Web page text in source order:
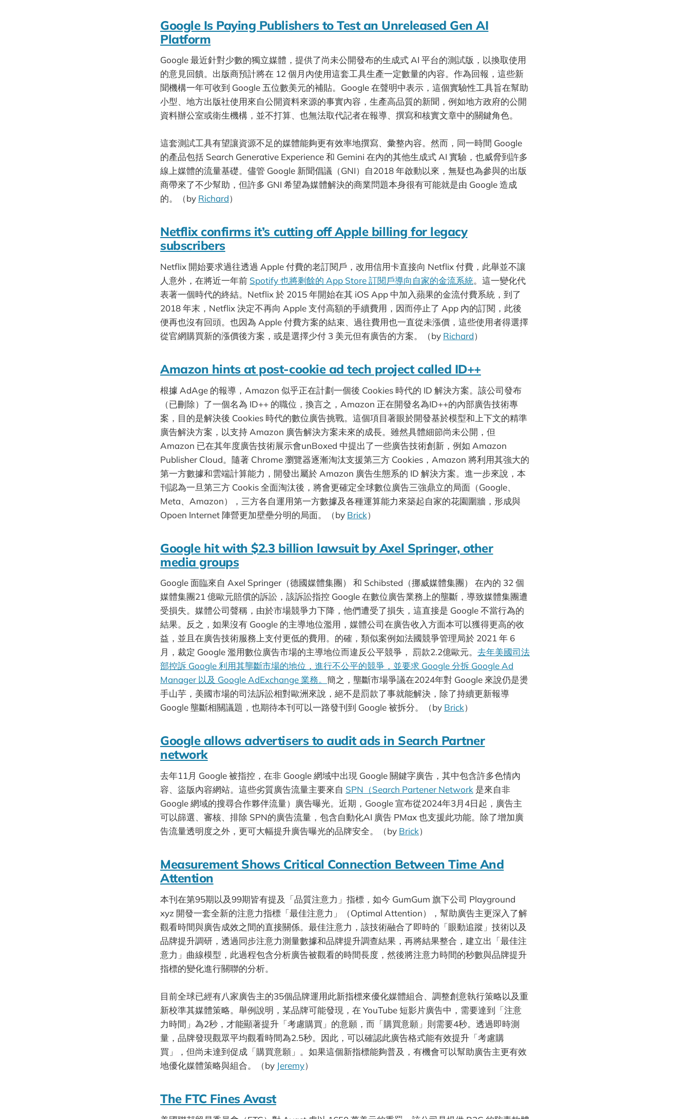
Google Is Paying Publishers to Test an Unreleased Gen AI
Platform
Google 最近針對少數的獨立媒體，提供了尚未公開發布的生成式 AI 平台的測試版，以換取使用
的意見回饋。出版商預計將在 12 個月內使用這套工具生產一定數量的內容。作為回報，這些新
聞機構一年可收到 Google 五位數美元的補貼。Google 在聲明中表示，這個實驗性工具旨在幫助
小型、地方出版社使用來自公開資料來源的事實內容，生產高品質的新聞，例如地方政府的公開
資料辦公室或衛生機構，並不打算、也無法取代記者在報導、撰寫和核實文章中的關鍵角色。
這套測試工具有望讓資源不足的媒體能夠更有效率地撰寫、彙整內容。然而，同一時間 Google
的產品包括 Search Generative Experience 和 Gemini 在內的其他生成式 AI 實驗，也威脅到許多
線上媒體的流量基礎。儘管 Google 新聞倡議（GNI）自2018 年啟動以來，無疑也為參與的出版
商帶來了不少幫助，但許多 GNI 希望為媒體解決的商業問題本身很有可能就是由 Google 造成
的。（by Richard）
Netflix confirms it’s cutting off Apple billing for legacy
subscribers
Netflix 開始要求過往透過 Apple 付費的老訂閱戶，改用信用卡直接向 Netflix 付費，此舉並不讓
人意外，在將近一年前 Spotify 也將剩餘的 App Store 訂閱戶導向自家的金流系統。這一變化代
表著一個時代的終結。Netflix 於 2015 年開始在其 iOS App 中加入蘋果的金流付費系統，到了
2018 年末，Netflix 決定不再向 Apple 支付高額的手續費用，因而停止了 App 內的訂閱，此後
便再也沒有回頭。也因為 Apple 付費方案的結束、過往費用也一直從未漲價，這些使用者得選擇
從官網購買新的漲價後方案，或是選擇少付 3 美元但有廣告的方案。（by Richard）
Amazon hints at post-cookie ad tech project called ID++
根據 AdAge 的報導，Amazon 似乎正在計劃一個後 Cookies 時代的 ID 解決方案。該公司發布
（已刪除）了一個名為 ID++ 的職位，換言之，Amazon 正在開發名為ID++的內部廣告技術專
案，目的是解決後 Cookies 時代的數位廣告挑戰。這個項目著眼於開發基於模型和上下文的精準
廣告解決方案，以支持 Amazon 廣告解決方案未來的成長。雖然具體細節尚未公開，但
Amazon 已在其年度廣告技術展示會unBoxed 中提出了一些廣告技術創新，例如 Amazon
Publisher Cloud。隨著 Chrome 瀏覽器逐漸淘汰支援第三方 Cookies，Amazon 將利用其強大的
第一方數據和雲端計算能力，開發出屬於 Amazon 廣告生態系的 ID 解決方案。進一步來說，本
刊認為一旦第三方 Cookis 全面淘汰後，將會更確定全球數位廣告三強鼎立的局面（Google、
Meta、Amazon），三方各自運用第一方數據及各種運算能力來築起自家的花園圍牆，形成與
Opoen Internet 陣營更加壁壘分明的局面。（by Brick）
Google hit with $2.3 billion lawsuit by Axel Springer, other
media groups
Google 面臨來自 Axel Springer（德國媒體集團） 和 Schibsted（挪威媒體集團） 在內的 32 個
媒體集團21 億歐元賠償的訴訟，該訴訟指控 Google 在數位廣告業務上的壟斷，導致媒體集團遭
受損失。媒體公司聲稱，由於市場競爭力下降，他們遭受了損失，這直接是 Google 不當行為的
結果。反之，如果沒有 Google 的主導地位濫用，媒體公司在廣告收入方面本可以獲得更高的收
益，並且在廣告技術服務上支付更低的費用。的確，類似案例如法國競爭管理局於 2021 年 6
月，裁定 Google 濫用數位廣告市場的主導地位而違反公平競爭， 罰款2.2億歐元。 去年美國司法
部控訴 Google 利用其壟斷市場的地位，進行不公平的競爭，並要求 Google 分拆 Google Ad
Manager 以及 Google AdExchange 業務。 簡之，壟斷市場爭議在2024年對 Google 來說仍是燙
手山芋，美國市場的司法訴訟相對歐洲來說，絕不是罰款了事就能解決，除了持續更新報導
Google 壟斷相關議題，也期待本刊可以一路發刊到 Google 被拆分。（by Brick）
Google allows advertisers to audit ads in Search Partner
network
去年11月 Google 被指控，在非 Google 網域中出現 Google 關鍵字廣告，其中包含許多色情內
容、盜版內容網站。這些劣質廣告流量主要來自 SPN（Search Partener Network 是來自非
Google 網域的搜尋合作夥伴流量）廣告曝光。近期，Google 宣布從2024年3月4日起，廣告主
可以篩選、審核、排除 SPN的廣告流量，包含自動化AI 廣告 PMax 也支援此功能。除了增加廣
告流量透明度之外，更可大幅提升廣告曝光的品牌安全。（by Brick）
Measurement Shows Critical Connection Between Time And
Attention
本刊在第95期以及99期皆有提及「品質注意力」指標，如今 GumGum 旗下公司 Playground
xyz 開發一套全新的注意力指標「最佳注意力」（Optimal Attention），幫助廣告主更深入了解
觀看時間與廣告成效之間的直接關係。最佳注意力，該技術融合了即時的「眼動追蹤」技術以及
品牌提升調研，透過同步注意力測量數據和品牌提升調查結果，再將結果整合，建立出「最佳注
意力」曲線模型，此過程包含分析廣告被觀看的時間長度，然後將注意力時間的秒數與品牌提升
指標的變化進行關聯的分析。
目前全球已經有八家廣告主的35個品牌運用此新指標來優化媒體組合、調整創意執行策略以及重
新校準其媒體策略。舉例說明，某品牌可能發現，在 YouTube 短影片廣告中，需要達到「注意
力時間」為2秒，才能顯著提升「考慮購買」的意願，而「購買意願」則需要4秒。透過即時測
量，品牌發現觀眾平均觀看時間為2.5秒。因此，可以確認此廣告格式能有效提升「考慮購
買」，但尚未達到促成「購買意願」。如果這個新指標能夠普及，有機會可以幫助廣告主更有效
地優化媒體策略與組合。（by Jeremy）
The FTC Fines Avast